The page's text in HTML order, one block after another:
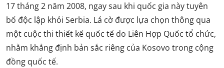
17 tháng 2 năm 2008, ngay sau khi quốc gia này tuyên
bố độc lập khỏi Serbia. Lá cờ được lựa chọn thông qua
một cuộc thi thiết kế quốc tế do Liên Hợp Quốc tổ chức,
nhằm khẳng định bản sắc riêng của Kosovo trong cộng
đồng quốc tế.